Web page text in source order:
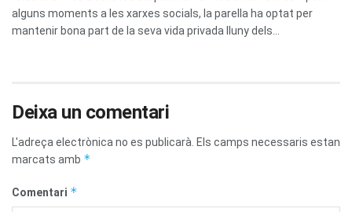
alguns moments a les xarxes socials, la parella ha optat per
mantenir bona part de la seva vida privada lluny dels...
Deixa un comentari
L'adreça electrònica no es publicarà. Els camps necessaris estan
marcats amb *
Comentari *